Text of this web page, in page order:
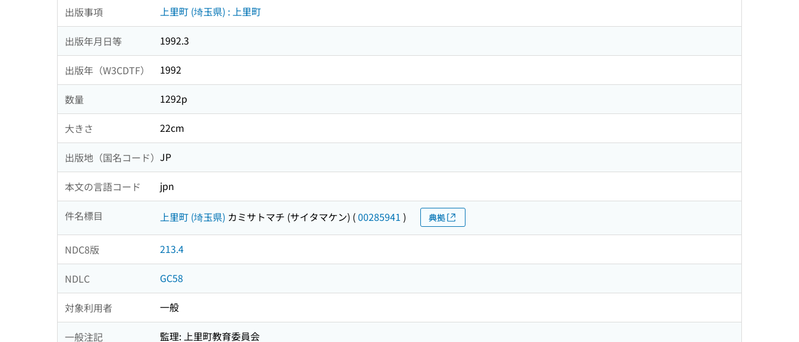
出版事項 上里町 (埼玉県) : 上里町
出版年月日等 1992.3
出版年（W3CDTF） 1992
数量 1292p
大きさ 22cm
出版地（国名コード） JP
本文の言語コード jpn
件名標目 上里町 (埼玉県) カミサトマチ (サイタマケン) (00285941 ) 典拠
NDC8版 213.4
NDLC GC58
対象利用者 一般
一般注記
監理: 上里町教育委員会